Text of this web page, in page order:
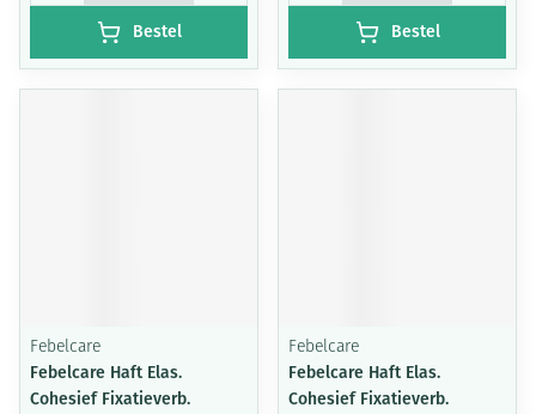
Bestel Bestel
Febelcare
Febelcare Haft Elas.
Cohesief Fixatieverb.
Febelcare
Febelcare Haft Elas.
Cohesief Fixatieverb.